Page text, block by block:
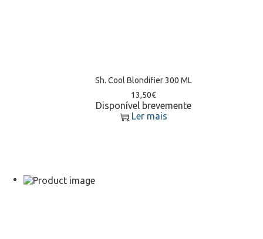
Sh. Cool Blondifier 300 ML
13,50€
Disponível brevemente
Ler mais